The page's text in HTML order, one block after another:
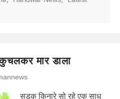
मार डाला
सड़क किनारे सो रहे एक साधु